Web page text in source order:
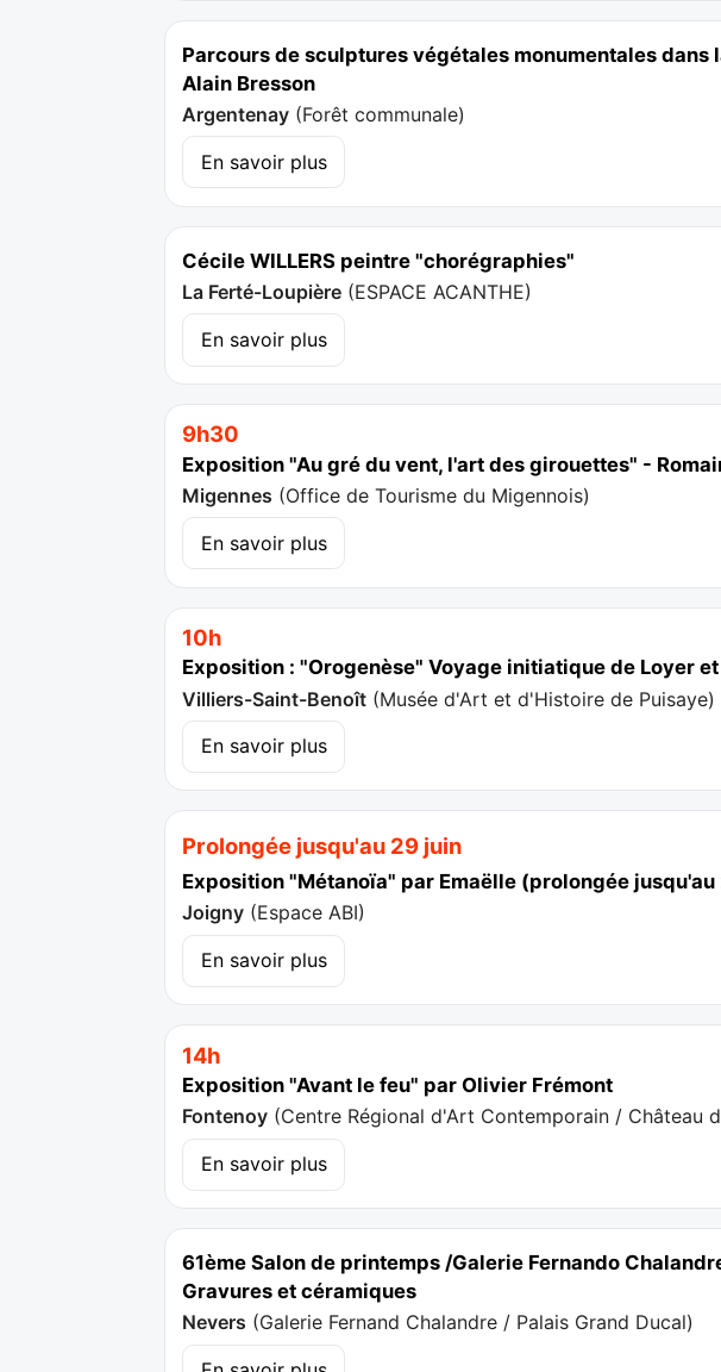
Parcours de sculptures végétales monumentales
Alain Bresson
Argentenay (Forêt communale)
En savoir plus
Cécile WILLERS peintre "chorégraphies"
La Ferté-Loupière (ESPACE ACANTHE)
En savoir plus
9h30
Exposition "Au gré du vent, l'art des girouettes" -
Migennes (Office de Tourisme du Migennois)
En savoir plus
10h
Exposition : "Orogenèse" Voyage initiatique de Loyer
Villiers-Saint-Benoît (Musée d'Art et d'Histoire de Puisaye)
En savoir plus
Prolongée jusqu'au 29 juin
Exposition "Métanoïa" par Emaëlle (prolongée jusqu'au
Joigny (Espace ABI)
En savoir plus
14h
Exposition "Avant le feu" par Olivier Frémont
Fontenoy (Centre Régional d'Art Contemporain / Château
En savoir plus
61ème Salon de printemps /Galerie Fernando
Gravures et céramiques
Nevers (Galerie Fernand Chalandre / Palais Grand Ducal)